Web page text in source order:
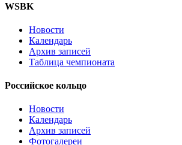
WSBK
Новости
Календарь
Архив записей
Таблица чемпионата
Российское кольцо
Новости
Календарь
Архив записей
Фотогалереи